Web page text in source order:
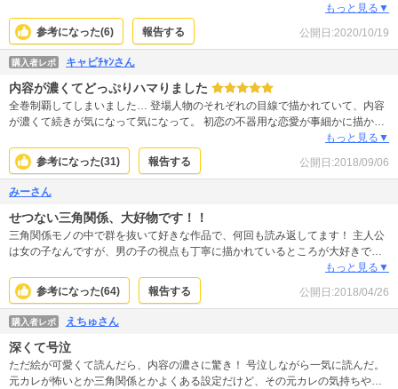
と、菜乃花を取り巻く全てに引き込まれます。温かさ、切なさ、もどかしさ、
優しさ、空回りしたり報われたり…そんな物語です。
もっと見る▼
参考になった(6) 報告する 公開日:2020/10/19
購入者レポ キャビﾁｬﾝさん
内容が濃くてどっぷりハマりました
全巻制覇してしまいました… 登場人物のそれぞれの目線で描かれていて、内容
が濃くて続きが気になって気になって。 初恋の不器用な恋愛が事細かに描かれ
ていて、遠い昔の記憶を思い出してみたりしました。こんなにしっかり自分の
気持も、相手の気持も考えられてなかったな、と思いました。気持ちに真っ直
ぐに向かい合える姿が羨ましく思えました。
もっと見る▼
参考になった(31) 報告する 公開日:2018/09/06
みーさん
せつない三角関係、大好物です！！
三角関係モノの中で群を抜いて好きな作品で、何回も読み返してます！ 主人公
は女の子なんですが、男の子の視点も丁寧に描かれているところが大好きで
す！ 個人的に当て馬ポジションはイケメンであるほどオイシイと思っているの
で、執着系オレ様不器用イケメンという最高すぎる設定にやられました！！！
ヒーローは正反対な太陽のような癒し系年下イケメンなんですが、主人公への
想いが強くなるごとに成長していってそこもイイ！ そして2人ともヒロインに
メロメロ一途で嫉妬深いところも悶絶です！！！ こんな風に想われたい！！！
もっと見る▼
参考になった(64) 報告する 公開日:2018/04/26
購入者レポ えちゅさん
深くて号泣
ただ絵が可愛くて読んだら、内容の濃さに驚き！ 号泣しながら一気に読んだ。
元カレが怖いとか三角関係とかよくある設定だけど、その元カレの気持ちや主